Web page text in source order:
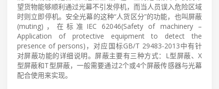
望货物能够顺利通过光幕不引发停机，而当人员误入危险区域
时则立即停机。安全光幕的这种“人货区分”的功能，也叫屏蔽
(muting)，在标准IEC 62046(Safety of machinery –
Application of protective equipment to detect the
presence of persons)，对应国标GB/T 29483-2013中有针
对屏蔽功能的详细说明。屏蔽主要有三种方式：L型屏蔽、X
型屏蔽和T型屏蔽，一般需要通过2个或4个屏蔽传感器与光幕
配合使用来实现。